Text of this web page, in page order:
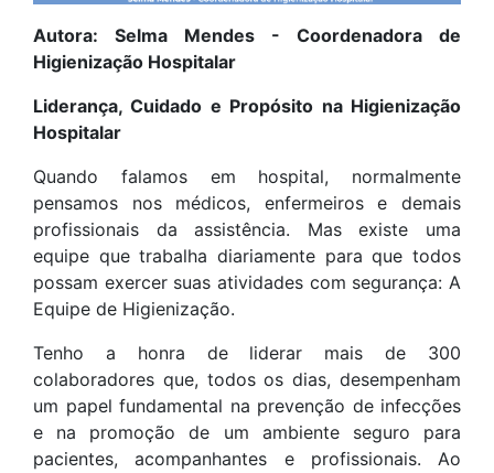
Autora: Selma Mendes - Coordenadora de
Higienização Hospitalar
Liderança, Cuidado e Propósito na Higienização
Hospitalar
Quando falamos em hospital, normalmente
pensamos nos médicos, enfermeiros e demais
profissionais da assistência. Mas existe uma
equipe que trabalha diariamente para que todos
possam exercer suas atividades com segurança: A
Equipe de Higienização.
Tenho a honra de liderar mais de 300
colaboradores que, todos os dias, desempenham
um papel fundamental na prevenção de infecções
e na promoção de um ambiente seguro para
pacientes, acompanhantes e profissionais. Ao